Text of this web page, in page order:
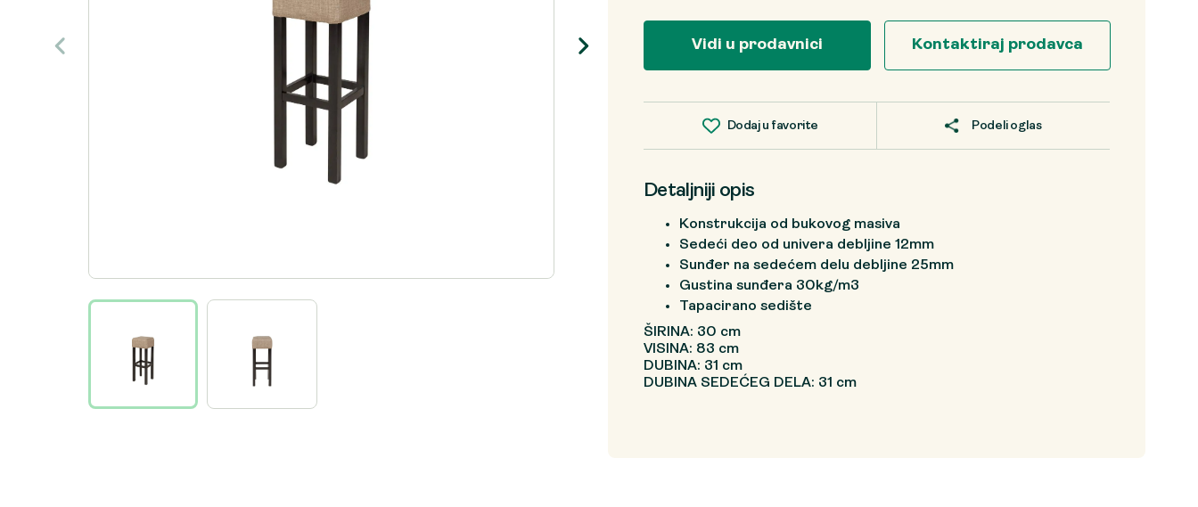
Dodaj u favorite Podeli oglas
je
je:
5.192 RSD.Vidi u prodavnici Kontaktiraj prodavca
Detaljniji opis
Konstrukcija od bukovog masiva
Sedeći deo od univera debljine 12mm
Sunđer na sedećem delu debljine 25mm
Gustina sunđera 30kg/m3
Tapacirano sedište
ŠIRINA: 30 cm
VISINA: 83 cm
DUBINA: 31 cm
DUBINA SEDEĆEG DELA: 31 cm